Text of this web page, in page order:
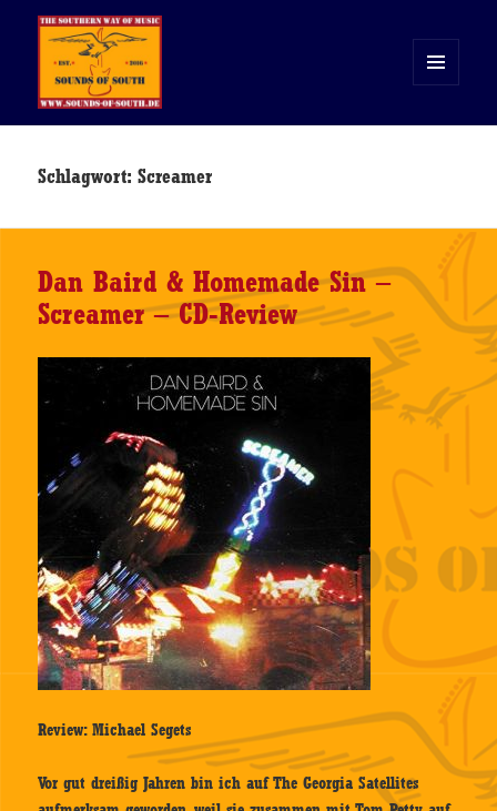
WIDGETS
Schlagwort:Screamer
Dan Baird & Homemade Sin –
Screamer – CD-Review
Review: Michael Segets
Vor gut dreißig Jahren bin ich auf The Georgia Satellites